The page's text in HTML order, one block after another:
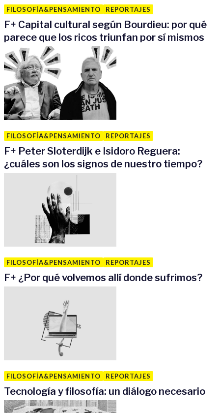
FILOSOFÍA&PENSAMIENTO REPORTAJES
F+ Capital cultural según Bourdieu: por qué
parece que los ricos triunfan por sí mismos
FILOSOFÍA&PENSAMIENTO REPORTAJES
F+ Peter Sloterdijk e Isidoro Reguera:
¿cuáles son los signos de nuestro tiempo?
FILOSOFÍA&PENSAMIENTO REPORTAJES
F+ ¿Por qué volvemos allí donde sufrimos?
FILOSOFÍA&PENSAMIENTO REPORTAJES
Tecnología y filosofía: un diálogo necesario